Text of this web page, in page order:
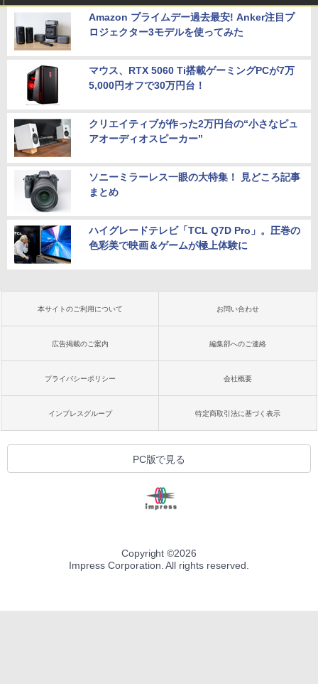
Amazon プライムデー過去最安! Anker注目プ
ロジェクター3モデルを使ってみた
マウス、RTX 5060 Ti搭載ゲーミングPCが7万
5,000円オフで30万円台！
クリエイティブが作った2万円台の“小さなピュ
アオーディオスピーカー”
ソニーミラーレス一眼の大特集！ 見どころ記事
まとめ
ハイグレードテレビ「TCL Q7D Pro」。圧巻の
色彩美で映画＆ゲームが極上体験に
本サイトのご利用について お問い合わせ
広告掲載のご案内 編集部へのご連絡
プライバシーポリシー 会社概要
インプレスグループ 特定商取引法に基づく表示
PC版で見る
Copyright ©2026
Impress Corporation. All rights reserved.